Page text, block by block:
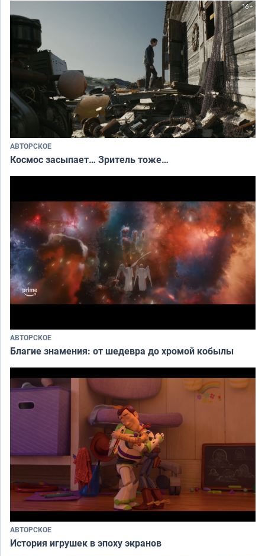
АВТОРСКОЕ
Космос засыпает… Зритель тоже…
АВТОРСКОЕ
Благие знамения: от шедевра до хромой кобылы
АВТОРСКОЕ
История игрушек в эпоху экранов